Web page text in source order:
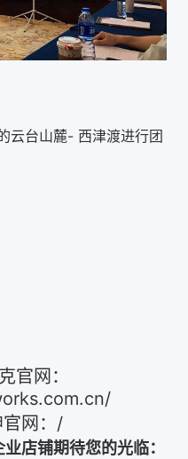
云台山麓- 西津渡进行团
官网：
网：/
店铺期待您的光临：